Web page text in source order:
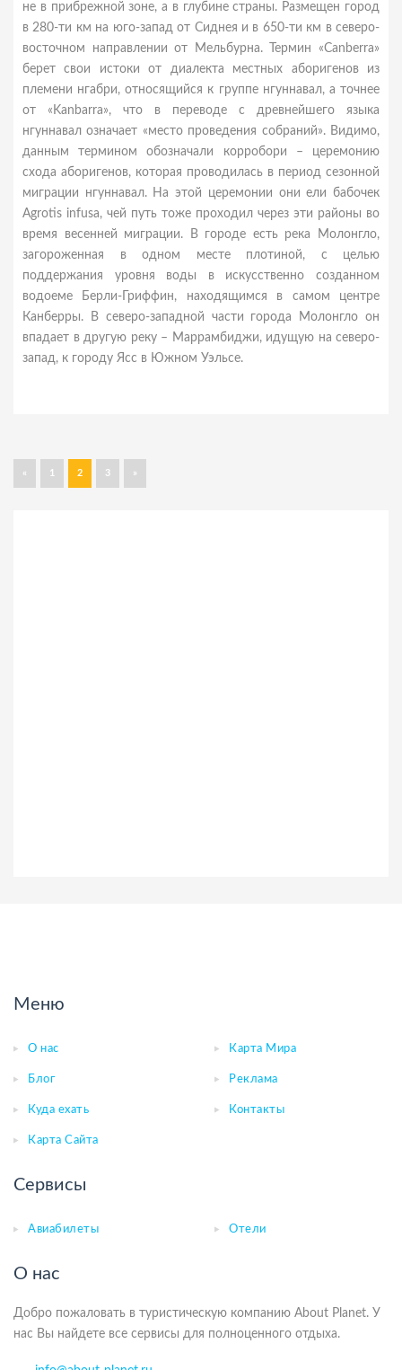
не в прибрежной зоне, а в глубине страны. Размещен город
в 280-ти км на юго-запад от Сиднея и в 650-ти км в северо-
восточном направлении от Мельбурна. Термин «Canberra»
берет свои истоки от диалекта местных аборигенов из
племени нгабри, относящийся к группе нгуннавал, а точнее
от «Kanbarra», что в переводе с древнейшего языка
нгуннавал означает «место проведения собраний». Видимо,
данным термином обозначали корробори – церемонию
схода аборигенов, которая проводилась в период сезонной
миграции нгуннавал. На этой церемонии они ели бабочек
Agrotis infusa, чей путь тоже проходил через эти районы во
время весенней миграции. В городе есть река Молонгло,
загороженная в одном месте плотиной, с целью
поддержания уровня воды в искусственно созданном
водоеме Берли-Гриффин, находящимся в самом центре
Канберры. В северо-западной части города Молонгло он
впадает в другую реку – Маррамбиджи, идущую на северо-
запад, к городу Ясс в Южном Уэльсе.
« 1 2 3 »
Меню
О нас Карта Мира
Блог Реклама
Куда ехать Контакты
Карта Сайта
Сервисы
Авиабилеты Отели
О нас
Добро пожаловать в туристическую компанию About Planet. У
нас Вы найдете все сервисы для полноценного отдыха.